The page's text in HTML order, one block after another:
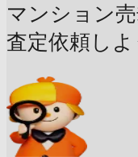
マンション
査定依頼しよ